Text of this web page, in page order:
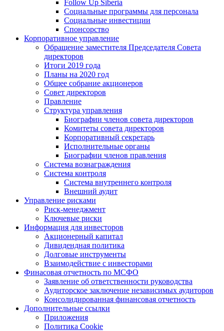
Follow Up Siberia
Социальные программы для персонала
Социальные инвестиции
Спонсорство
Корпоративное управление
Обращение заместителя Председателя Совета
директоров
Итоги 2019 года
Планы на 2020 год
Общее собрание акционеров
Совет директоров
Правление
Структура управления
Биографии членов совета директоров
Комитеты совета директоров
Корпоративный секретарь
Исполнительные органы
Биографии членов правления
Система вознаграждения
Система контроля
Система внутреннего контроля
Внешний аудит
Управление рисками
Риск-менеджмент
Ключевые риски
Информация для инвесторов
Акционерный капитал
Дивидендная политика
Долговые инструменты
Взаимодействие с инвеcторами
Финасовая отчетность по МСФО
Заявление об ответственности руководства
Аудиторское заключение независимых аудиторов
Консолидированная финансовая отчетность
Дополнительные ссылки
Приложения
Политика Cookie